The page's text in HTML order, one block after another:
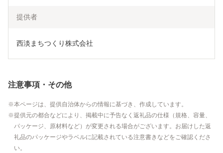
提供者
西淡まちつくり株式会社
注意事項・その他
本ページは、提供自治体からの情報に基づき、作成しています。
提供元の都合などにより、掲載中に予告なく返礼品の仕様（規格、容量、
パッケージ、原材料など）が変更される場合がございます。お届けした返
礼品のパッケージやラベルに記載されている注意書きなどをご確認くださ
い。